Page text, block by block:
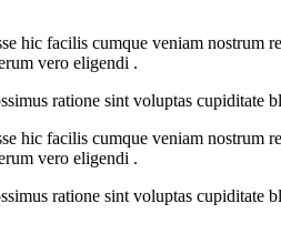
hic facilis cumque veniam nostrum
vero eligendi .
ratione sint voluptas
hic facilis cumque veniam nostrum
vero eligendi .
ratione sint voluptas